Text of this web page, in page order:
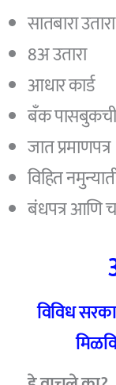
सातबारा उतारा
8अ उतारा
आधार कार्ड
बँक
जात प्रमाणपत्र
विहित
बंधपत्र आणि
विविध